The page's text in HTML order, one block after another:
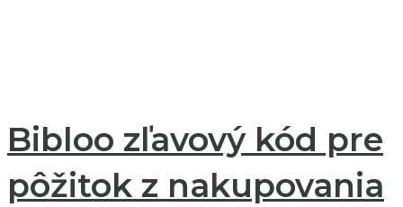
Bibloo zľavový kód pre
pôžitok z nakupovania